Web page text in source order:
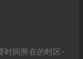
时间所在的时区-